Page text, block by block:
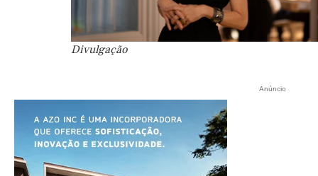
Divulgação
Anúncio